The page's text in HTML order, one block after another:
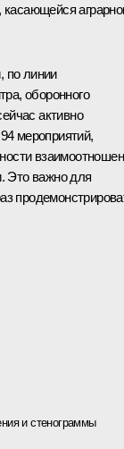
касающейся
по линии
оборонного
активно
мероприятий,
Это важно для
и стенограммы